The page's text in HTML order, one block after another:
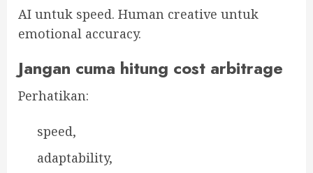
AI untuk speed. Human creative untuk
emotional accuracy.
Jangan cuma hitung cost arbitrage
Perhatikan:
speed,
adaptability,